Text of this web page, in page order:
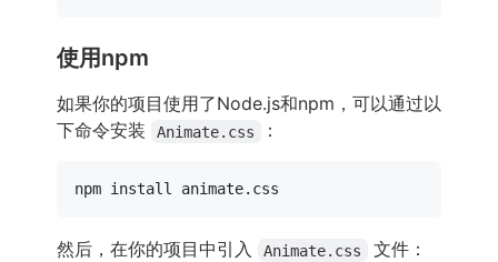
使用npm
如果你的项目使用了Node.js和npm，可以通过以
下命令安装
Animate.css ：
然后，在你的项目中引入 Animate.css 文件：